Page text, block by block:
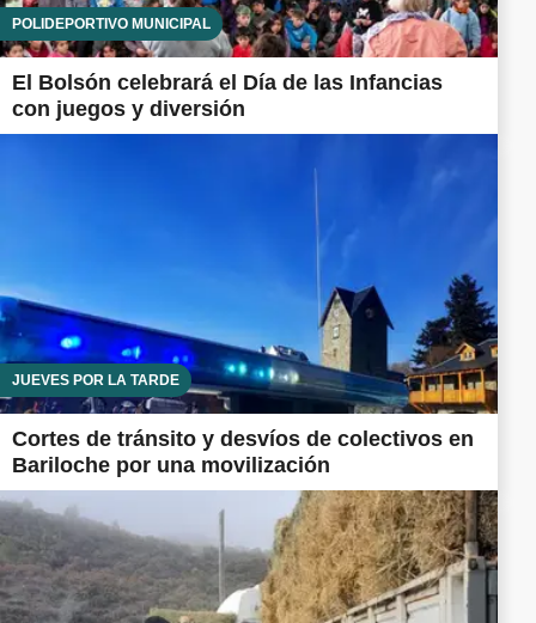
POLIDEPORTIVO MUNICIPAL
El Bolsón celebrará el Día de las Infancias
con juegos y diversión
JUEVES POR LA TARDE
Cortes de tránsito y desvíos de colectivos en
Bariloche por una movilización